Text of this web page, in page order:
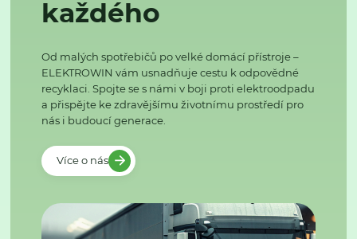
každého
Od malých spotřebičů po velké domácí přístroje –
ELEKTROWIN vám usnadňuje cestu k odpovědné
recyklaci. Spojte se s námi v boji proti elektroodpadu
a přispějte ke zdravějšímu životnímu prostředí pro
nás i budoucí generace.
Více o nás